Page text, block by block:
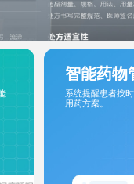
智能药物
系统提醒患者按
用药方案。